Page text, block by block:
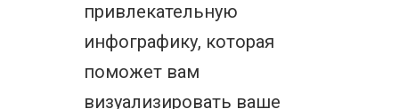
привлекательную
инфографику, которая
поможет вам
визуализировать ваше